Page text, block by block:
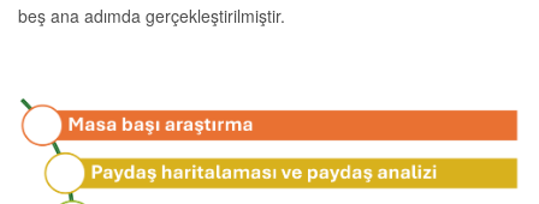
beş ana adımda gerçekleştirilmiştir.